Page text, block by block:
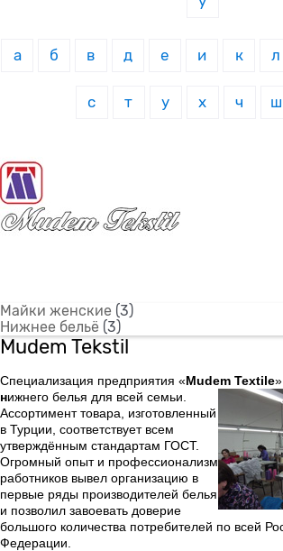
а б в д е и к л
с т у х ч ш
Майки женские (3)
Нижнее бельё (3)
Mudem Tekstil
Специализация предприятия «Mudem Textile
нижнего белья для всей семьи.
Ассортимент товара, изготовленный
в Турции, соответствует всем
утверждённым стандартам ГОСТ.
Огромный опыт и профессионализм
работников вывел организацию в
первые ряды производителей белья
и позволил завоевать доверие
большого количества потребителей по всей
Федерации.